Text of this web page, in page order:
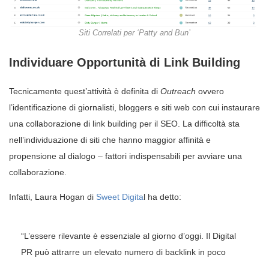
Siti Correlati per ‘Patty and Bun’
Individuare Opportunità di Link Building
Tecnicamente quest’attività è definita di Outreach ovvero
l’identificazione di giornalisti, bloggers e siti web con cui instaurare
una collaborazione di link building per il SEO. La difficoltà sta
nell’individuazione di siti che hanno maggior affinità e
propensione al dialogo – fattori indispensabili per avviare una
collaborazione.
Infatti, Laura Hogan di Sweet Digital ha detto:
“L’essere rilevante è essenziale al giorno d’oggi. Il Digital
PR può attrarre un elevato numero di backlink in poco